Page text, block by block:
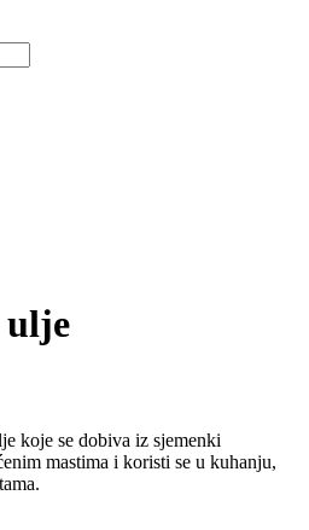
ulje
koje se dobiva iz sjemenki
mastima i koristi se u kuhanju,